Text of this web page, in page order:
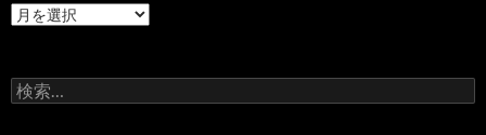
過
去
稿
検
索: